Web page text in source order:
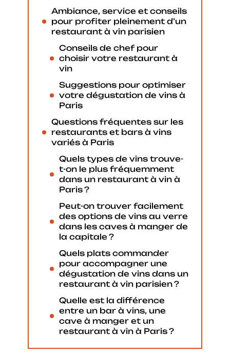
Ambiance, service et conseils
pour profiter pleinement d’un
restaurant à vin parisien
Conseils de chef pour
choisir votre restaurant à
vin
Suggestions pour optimiser
votre dégustation de vins à
Paris
Questions fréquentes sur les
restaurants et bars à vins
variés à Paris
Quels types de vins trouve-
t-on le plus fréquemment
dans un restaurant à vin à
Paris ?
Peut-on trouver facilement
des options de vins au verre
dans les caves à manger de
la capitale ?
Quels plats commander
pour accompagner une
dégustation de vins dans un
restaurant à vin parisien ?
Quelle est la différence
entre un bar à vins, une
cave à manger et un
restaurant à vin à Paris ?